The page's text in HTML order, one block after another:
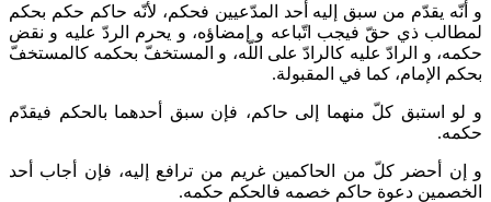
و أنّه يقدّم من سبق إليه أحد المدّعيين فحكم، لأنّه حاكم حكم بحكم
لمطالب ذي حقّ فيجب اتّباعه و إمضاؤه، و يحرم الردّ عليه و نقض
حكمه، و الرادّ عليه كالرادّ على اللّه، و المستخفّ بحكمه كالمستخفّ
بحكم الإمام، كما في المقبولة.
و لو استبق كلّ منهما إلى حاكم، فإن سبق أحدهما بالحكم فيقدّم
حكمه.
و إن أحضر كلّ من الحاكمين غريم من ترافع إليه، فإن أجاب أحد
الخصمين دعوة حاكم خصمه فالحكم حكمه.